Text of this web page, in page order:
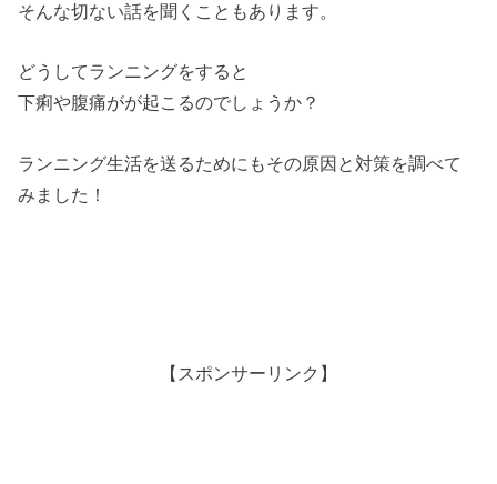
そんな切ない話を聞くこともあります。
どうしてランニングをすると
下痢や腹痛がが起こるのでしょうか？
ランニング生活を送るためにもその原因と対策を調べて
みました！
【スポンサーリンク】